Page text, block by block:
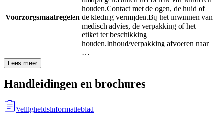
Voorzorgsmaatregelen
houden.Contact met de ogen, de huid of
de kleding vermijden.Bij het inwinnen van
medisch advies, de verpakking of het
etiket ter beschikking
houden.Inhoud/verpakking afvoeren naar
…
Lees meer
Handleidingen en brochures
Veiligheidsinformatieblad